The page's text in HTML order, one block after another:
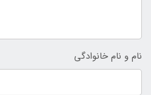
نام و نام خانوادگی